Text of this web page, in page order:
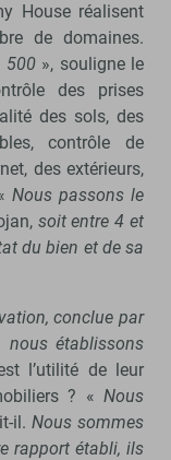
House réalisent
de domaines.
500», souligne le
des prises
des sols, des
contrôle de
des extérieurs,
Nous passons le
soit entre 4 et
du bien et de sa
conclue par
nous établissons
l’utilité de leur
? « Nous
il. Nous sommes
rapport établi, ils